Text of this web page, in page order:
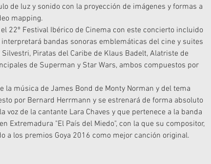
de luz y sonido con la proyección de imágenes y formas a
mapping.
22º Festival Ibérico de Cinema con este concierto incluido
bandas sonoras emblemáticas del cine y suites
Piratas del Caribe de Klaus Badelt, Alatriste de
de Superman y Star Wars, ambos compuestos por
la música de James Bond de Monty Norman y del tema
por Bernard Herrmann y se estrenará de forma absoluto
voz de la cantante Lara Chaves y que pertenece a la banda
Extremadura "El País del Miedo", con la que su compositor,
a los premios Goya 2016 como mejor canción original.